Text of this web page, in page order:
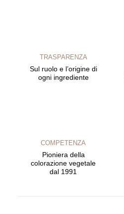
TRASPARENZA
Sul ruolo e l’origine di
ogni ingrediente
COMPETENZA
Pioniera della
colorazione vegetale
dal 1991